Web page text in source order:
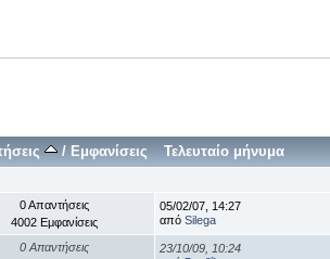
/ Εμφανίσεις Τελευταίο μήνυμα
0 Απαντήσεις
4002 Εμφανίσεις
05/02/07, 14:27
από Silega
0 Απαντήσεις
23/10/09, 10:24